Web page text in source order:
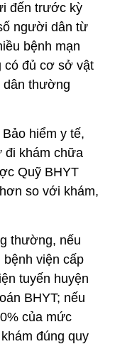
đến trước kỳ
người dân từ
bệnh mạn
có đủ cơ sở vật
dân thường
hiểm y tế,
đi khám chữa
Quỹ BHYT
so với khám,
thường, nếu
viện cấp
tuyến huyện
BHYT; nếu
của mức
đúng quy